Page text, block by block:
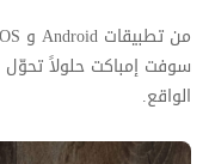
سوفت إمباكت حلولاً تحوّل
الواقع.